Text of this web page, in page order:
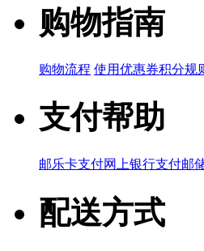
购物指南
购物流程 使用优惠券积分规
支付帮助
邮乐卡支付网上银行支付邮
配送方式